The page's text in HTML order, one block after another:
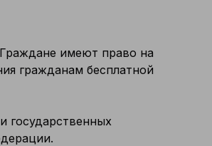
имеют право на
гражданам бесплатной
государственных